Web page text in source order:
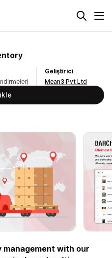
Geliştirici
Mean3 Pvt Ltd
with our